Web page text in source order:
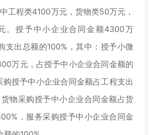
工程类4100万元，货物类50万元，
。授予中小企业合同金额4300万
支出总额的100%，其中：授予小微
万元，占授予中小企业合同金额的
购授予中小企业合同金额占工程支出
物采购授予中小企业合同金额占货
，服务采购授予中小企业合同金